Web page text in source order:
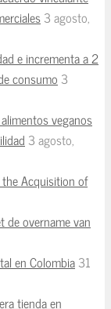
3 agosto,
e incrementa a 2
consumo 3
veganos
3 agosto,
Acquisition of
de overname van
en Colombia31
tienda en